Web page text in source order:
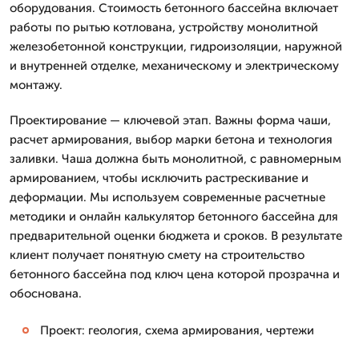
оборудования. Стоимость бетонного бассейна включает
работы по рытью котлована, устройству монолитной
железобетонной конструкции, гидроизоляции, наружной
и внутренней отделке, механическому и электрическому
монтажу.
Проектирование — ключевой этап. Важны форма чаши,
расчет армирования, выбор марки бетона и технология
заливки. Чаша должна быть монолитной, с равномерным
армированием, чтобы исключить растрескивание и
деформации. Мы используем современные расчетные
методики и онлайн калькулятор бетонного бассейна для
предварительной оценки бюджета и сроков. В результате
клиент получает понятную смету на строительство
бетонного бассейна под ключ цена которой прозрачна и
обоснована.
Проект: геология, схема армирования, чертежи